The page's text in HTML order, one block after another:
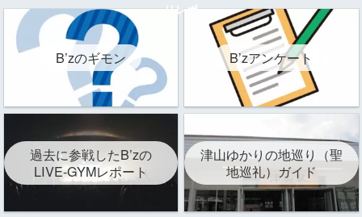
りレポ
B’zのギモン B’zアンケート
過去に参戦したB’zの
LIVE-GYMレポート
津山ゆかりの地巡り（聖
地巡礼）ガイド